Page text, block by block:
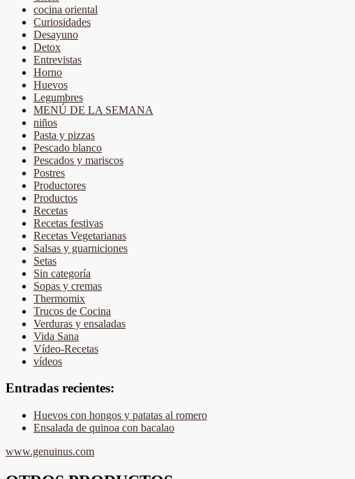
cocina oriental
Curiosidades
Desayuno
Detox
Entrevistas
Horno
Huevos
Legumbres
MENÚ DE LA SEMANA
niños
Pasta y pizzas
Pescado blanco
Pescados y mariscos
Postres
Productores
Productos
Recetas
Recetas festivas
Recetas Vegetarianas
Salsas y guarniciones
Setas
Sin categoría
Sopas y cremas
Thermomix
Trucos de Cocina
Verduras y ensaladas
Vida Sana
Vídeo-Recetas
vídeos
Entradas recientes:
Huevos con hongos y patatas al romero
Ensalada de quinoa con bacalao
www.genuinus.com